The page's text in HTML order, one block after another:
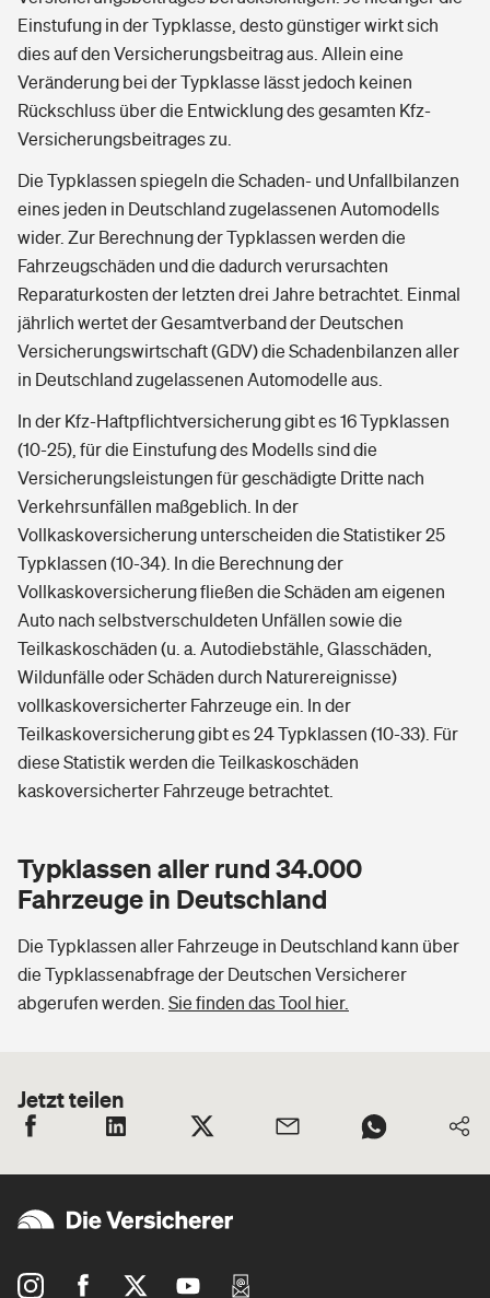
Einstufung in der Typklasse, desto günstiger wirkt sich
dies auf den Versicherungsbeitrag aus. Allein eine
Veränderung bei der Typklasse lässt jedoch keinen
Rückschluss über die Entwicklung des gesamten Kfz-
Versicherungsbeitrages zu.
Die Typklassen spiegeln die Schaden- und Unfallbilanzen
eines jeden in Deutschland zugelassenen Automodells
wider. Zur Berechnung der Typklassen werden die
Fahrzeugschäden und die dadurch verursachten
Reparaturkosten der letzten drei Jahre betrachtet. Einmal
jährlich wertet der Gesamtverband der Deutschen
Versicherungswirtschaft (GDV) die Schadenbilanzen aller
in Deutschland zugelassenen Automodelle aus.
In der Kfz-Haftpflichtversicherung gibt es 16 Typklassen
(10-25), für die Einstufung des Modells sind die
Versicherungsleistungen für geschädigte Dritte nach
Verkehrsunfällen maßgeblich. In der
Vollkaskoversicherung unterscheiden die Statistiker 25
Typklassen (10-34). In die Berechnung der
Vollkaskoversicherung fließen die Schäden am eigenen
Auto nach selbstverschuldeten Unfällen sowie die
Teilkaskoschäden (u. a. Autodiebstähle, Glasschäden,
Wildunfälle oder Schäden durch Naturereignisse)
vollkaskoversicherter Fahrzeuge ein. In der
Teilkaskoversicherung gibt es 24 Typklassen (10-33). Für
diese Statistik werden die Teilkaskoschäden
kaskoversicherter Fahrzeuge betrachtet.
Typklassen aller rund 34.000
Fahrzeuge in Deutschland
Die Typklassen aller Fahrzeuge in Deutschland kann über
die Typklassenabfrage der Deutschen Versicherer
abgerufen werden. Sie finden das Tool hier.
Jetzt teilen